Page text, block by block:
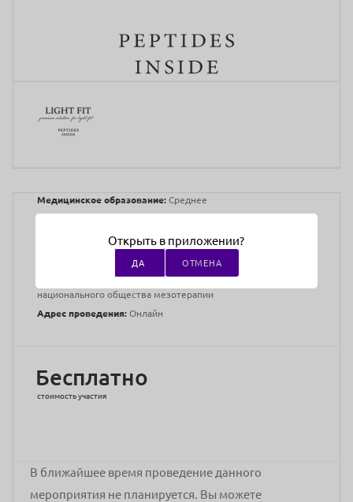
Медицинское образование: Среднее
Сертифицированный тренер по инъекционным методикам
Врач-косметолог, дерматовенеролог, трихолог, член
национального общества мезотерапии
Адрес проведения: Онлайн
Бесплатно
стоимость участия
В ближайшее время проведение данного
мероприятия не планируется. Вы можете
Открыть в приложении?
ДА ОТМЕНА